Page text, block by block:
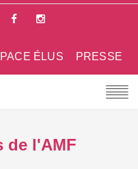
PRESSE
ÉLUS
de l'AMF